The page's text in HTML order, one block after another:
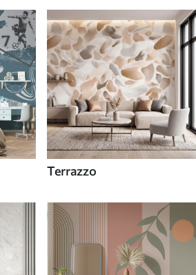
Terrazzo